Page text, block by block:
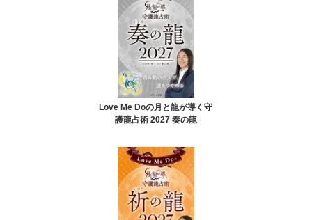
Love Me Doの月と龍が導く守
護龍占術 2027 奏の龍